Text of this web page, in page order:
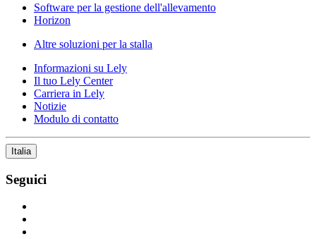
Software per la gestione dell'allevamento
Horizon
Altre soluzioni per la stalla
Informazioni su Lely
Il tuo Lely Center
Carriera in Lely
Notizie
Modulo di contatto
Italia
Seguici